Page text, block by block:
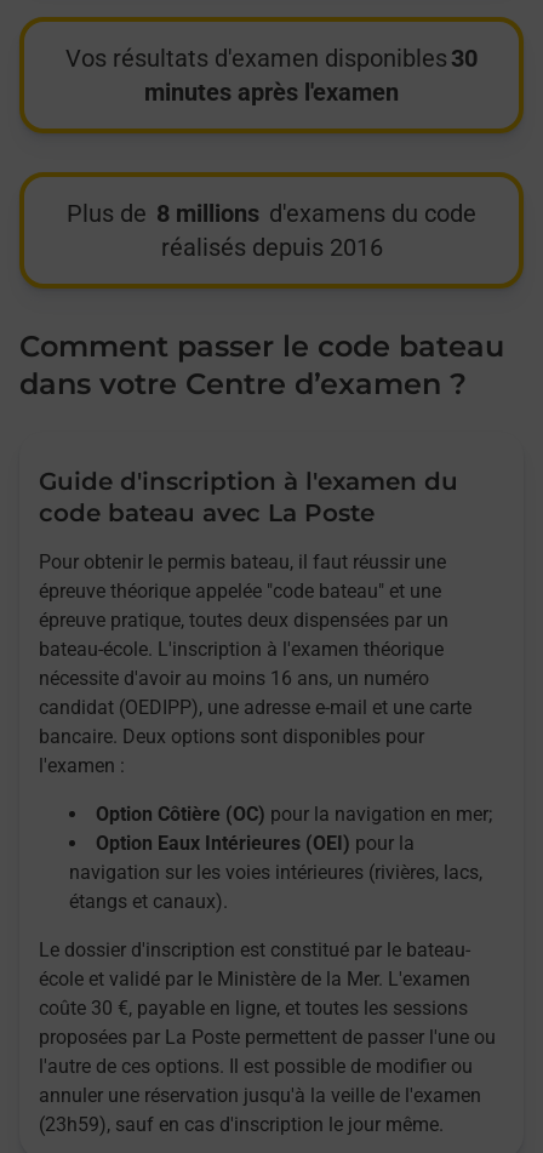
Vos résultats d'examen disponibles 30
minutes après l'examen
Plus de 8 millions d'examens du code
réalisés depuis 2016
Comment passer le code bateau
dans votre Centre d’examen ?
Guide d'inscription à l'examen du
code bateau avec La Poste
Pour obtenir le permis bateau, il faut réussir une
épreuve théorique appelée "code bateau" et une
épreuve pratique, toutes deux dispensées par un
bateau-école. L'inscription à l'examen théorique
nécessite d'avoir au moins 16 ans, un numéro
candidat (OEDIPP), une adresse e-mail et une carte
bancaire. Deux options sont disponibles pour
l'examen :
Option Côtière (OC) pour la navigation en mer;
Option Eaux Intérieures (OEI) pour la
navigation sur les voies intérieures (rivières, lacs,
étangs et canaux).
Le dossier d'inscription est constitué par le bateau-
école et validé par le Ministère de la Mer. L'examen
coûte 30 €, payable en ligne, et toutes les sessions
proposées par La Poste permettent de passer l'une ou
l'autre de ces options. Il est possible de modifier ou
annuler une réservation jusqu'à la veille de l'examen
(23h59), sauf en cas d'inscription le jour même.